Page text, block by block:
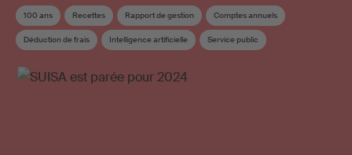
100 ans Recettes Rapport de gestion Comptes annuels
Déduction de frais Intelligence artificielle Service public